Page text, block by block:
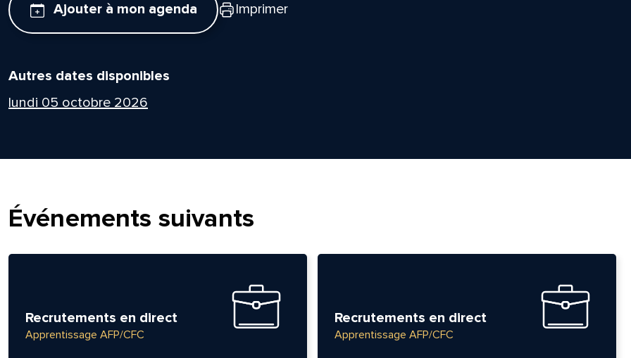
Ajouter à mon agenda Imprimer
Autres dates disponibles
lundi 05 octobre 2026
Événements suivants
Recrutements en direct
Apprentissage AFP/CFC
Recrutements en direct
Apprentissage AFP/CFC